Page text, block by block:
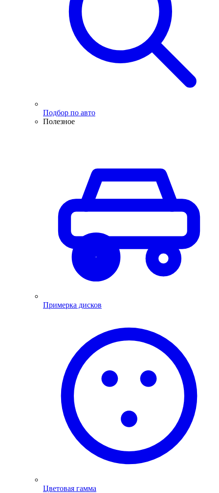
Подбор по авто
Полезное
Примерка дисков
Цветовая гамма